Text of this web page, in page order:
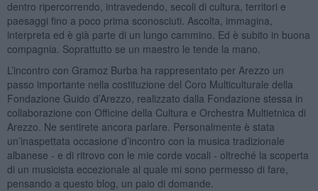
dentro ripercorrendo, intravedendo, secoli di cultura, territori e
paesaggi fino a poco prima sconosciuti. Ascolta, immagina,
interpreta ed è già parte di un lungo cammino. Ed è subito in buona
compagnia. Soprattutto se un maestro le tende la mano.
L’incontro con Gramoz Burba ha rappresentato per Arezzo un
passo importante nella costituzione del Coro Multiculturale della
Fondazione Guido d’Arezzo, realizzato dalla Fondazione stessa in
collaborazione con Officine della Cultura e Orchestra Multietnica di
Arezzo. Ne sentirete ancora parlare. Personalmente è stata
un’inaspettata occasione d’incontro con la musica tradizionale
albanese - e di ritrovo con le mie corde vocali - oltreché la scoperta
di un musicista eccezionale al quale mi sono permesso di fare,
pensando a questo blog, un paio di domande.